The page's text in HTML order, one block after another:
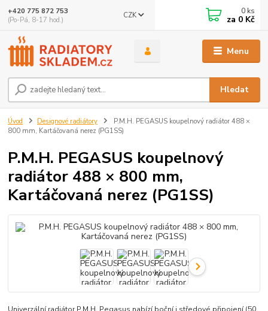
Menu
CZK
Hledat
+420 775 872 753
(Po-Pá, 8-17 hod.)
0 ks
za 0 Kč
Úvod Designové radiátory
P.M.H. PEGASUS koupelnový radiátor 488 ×
800 mm, Kartáčovaná nerez (PG1SS)
P.M.H. PEGASUS koupelnový
radiátor 488 × 800 mm,
Kartáčovaná nerez (PG1SS)
Univerzální radiátor P.M.H. Pegasus nabízí boční i středové připojení (50